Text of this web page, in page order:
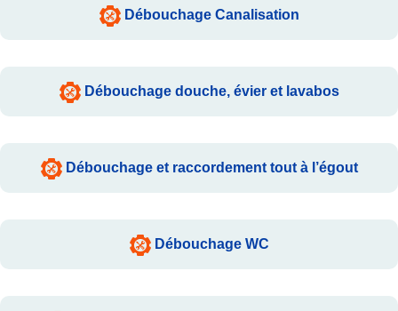
Débouchage Canalisation
Débouchage douche, évier et lavabos
Débouchage et raccordement tout à l’égout
Débouchage WC